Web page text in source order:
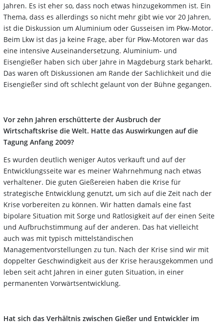
Jahren. Es ist eher so, dass noch etwas hinzugekommen ist. Ein
Thema, dass es allerdings so nicht mehr gibt wie vor 20 Jahren,
ist die Diskussion um Aluminium oder Gusseisen im Pkw-Motor.
Beim Lkw ist das ja keine Frage, aber für Pkw-Motoren war das
eine intensive Auseinandersetzung. Aluminium- und
Eisengießer haben sich über Jahre in Magdeburg stark beharkt.
Das waren oft Diskussionen am Rande der Sachlichkeit und die
Eisengießer sind oft schlecht gelaunt von der Bühne gegangen.
Vor zehn Jahren erschütterte der Ausbruch der
Wirtschaftskrise die Welt. Hatte das Auswirkungen auf die
Tagung Anfang 2009?
Es wurden deutlich weniger Autos verkauft und auf der
Entwicklungsseite war es meiner Wahrnehmung nach etwas
verhaltener. Die guten Gießereien haben die Krise für
strategische Entwicklung genutzt, um sich auf die Zeit nach der
Krise vorbereiten zu können. Wir hatten damals eine fast
bipolare Situation mit Sorge und Ratlosigkeit auf der einen Seite
und Aufbruchstimmung auf der anderen. Das hat vielleicht
auch was mit typisch mittelständischen
Managementvorstellungen zu tun. Nach der Krise sind wir mit
doppelter Geschwindigkeit aus der Krise herausgekommen und
leben seit acht Jahren in einer guten Situation, in einer
permanenten Vorwärtsentwicklung.
Hat sich das Verhältnis zwischen Gießer und Entwickler im